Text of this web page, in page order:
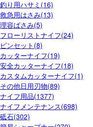
釣り用ハサミ(16)
救急用はさみ(13)
理容ばさみ(5)
フローリストナイフ(24)
ピンセット(8)
カッターナイフ(19)
安全カッターナイフ(18)
カスタムカッターナイフ(1)
その他日用刃物(89)
ナイフ用品(1377)
ナイフメンテナンス(698)
砥石(302)